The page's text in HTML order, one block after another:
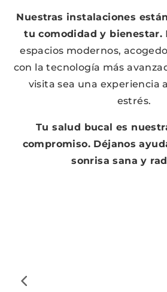
Nuestras instalaciones
tu comodidad y bienestar.
espacios modernos,
con la tecnología más
visita sea una experiencia
estrés.
Tu salud bucal es
compromiso. Déjanos
sonrisa sana y